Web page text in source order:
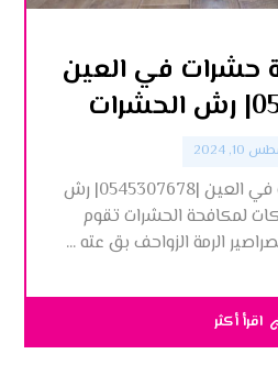
حشرات في العين
2024
شركة مكافحة حشرات في العين |0545307678| رش
لمكافحة الحشرات تقوم
الرمة الزواحف بق عته ...
اقرأ أكثر